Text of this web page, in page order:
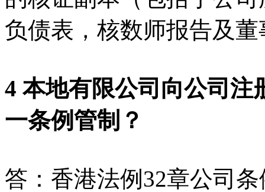
负债表，核数师报告及
4 本地有限公司向公司注
一条例管制？
答：香港法例32章公司